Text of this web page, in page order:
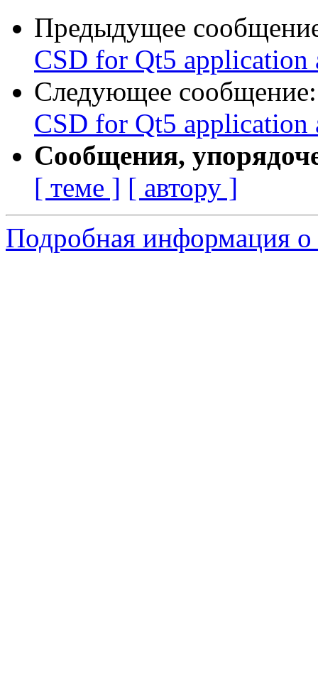
Предыдущее
CSD for Qt5 application
Следующее
CSD for Qt5 application
Сообщения,
[ теме ] [ автору ]
Подробная информация о